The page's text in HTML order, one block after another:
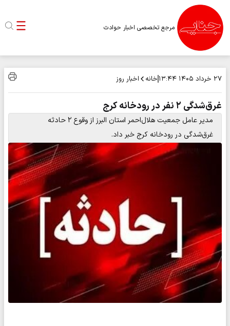
مرجع تخصصی اخبار حوادث
۲۷ خرداد ۱۴۰۵ ۱۳:۴۴ خانه اخبار روز
غرق‌شدگی ۲ نفر در رودخانه کرج
مدیر عامل جمعیت هلال‌احمر استان البرز از وقوع ۲ حادثه
غرق‌شدگی در رودخانه کرج خبر داد.